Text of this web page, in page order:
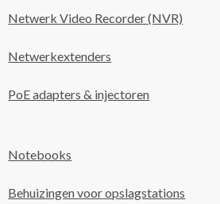
Netwerk Video Recorder (NVR)
Netwerkextenders
PoE adapters & injectoren
Notebooks
Behuizingen voor opslagstations